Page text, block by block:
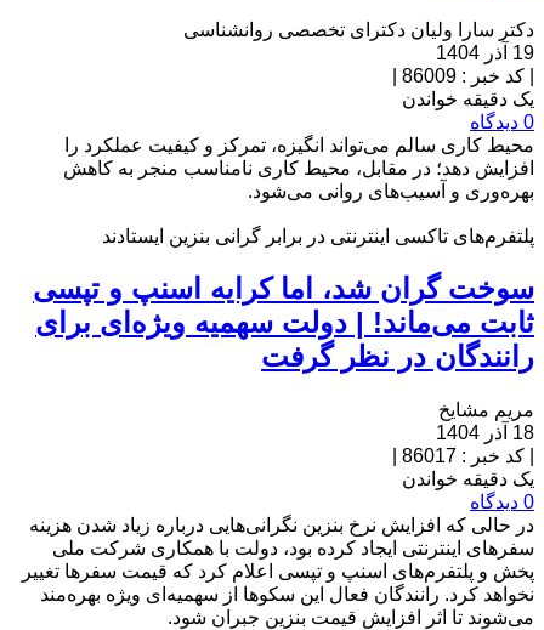
دکتر سارا ولیان دکترای تخصصی روانشناسی
19 آذر 1404
کد خبر : 86009
یک دقیقه خواندن
0 دیدگاه
محیط کاری سالم می‌تواند انگیزه، تمرکز و کیفیت عملکرد را
افزایش دهد؛ در مقابل، محیط کاری نامناسب منجر به کاهش
بهره‌وری و آسیب‌های روانی می‌شود.
پلتفرم‌های تاکسی اینترنتی در برابر گرانی بنزین ایستادند
سوخت گران شد، اما کرایه اسنپ و تپسی
ثابت می‌ماند! | دولت سهمیه ویژه‌ای برای
رانندگان در نظر گرفت
مریم مشایخ
18 آذر 1404
کد خبر : 86017
یک دقیقه خواندن
0 دیدگاه
در حالی که افزایش نرخ بنزین نگرانی‌هایی درباره زیاد شدن هزینه
سفرهای اینترنتی ایجاد کرده بود، دولت با همکاری شرکت ملی
پخش و پلتفرم‌های اسنپ و تپسی اعلام کرد که قیمت سفرها تغییر
نخواهد کرد. رانندگان فعال این سکوها از سهمیه‌ای ویژه بهره‌مند
می‌شوند تا اثر افزایش قیمت بنزین جبران شود.